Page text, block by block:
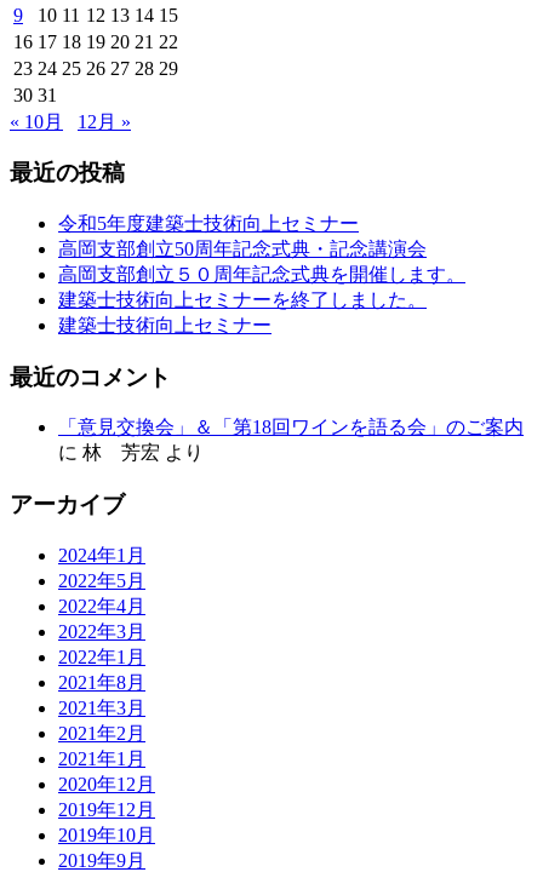
9
10 11 12 13 14 15
16 17 18 19 20 21 22
23 24 25 26 27 28 29
30 31
« 10月
12月 »
最近の投稿
令和5年度建築士技術向上セミナー
高岡支部創立50周年記念式典・記念講演会
高岡支部創立５０周年記念式典を開催します。
建築士技術向上セミナーを終了しました。
建築士技術向上セミナー
最近のコメント
「意見交換会」＆「第18回ワインを語る会」のご案内
に 林 芳宏 より
アーカイブ
2024年1月
2022年5月
2022年4月
2022年3月
2022年1月
2021年8月
2021年3月
2021年2月
2021年1月
2020年12月
2019年12月
2019年10月
2019年9月